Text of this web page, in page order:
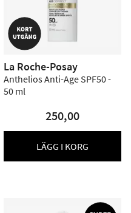
La Roche-Posay
Anthelios Anti-Age SPF50 -
50 ml
250,00
LÄGG I KORG